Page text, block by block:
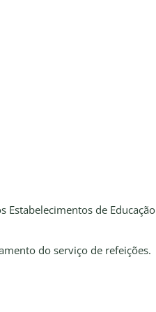
Estabelecimentos de Educação
do serviço de refeições.